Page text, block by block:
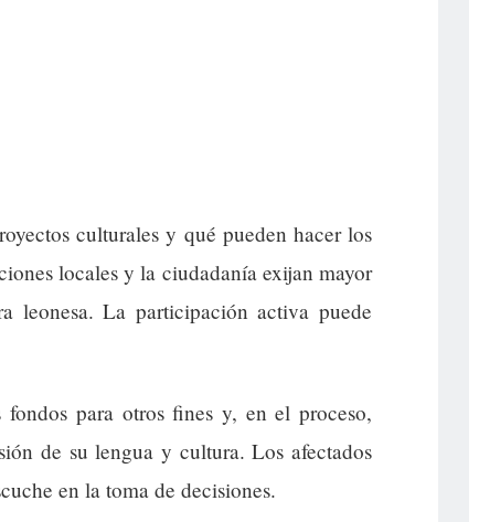
culturales y qué pueden hacer los
locales y la ciudadanía exijan mayor
leonesa. La participación activa puede
para otros fines y, en el proceso,
de su lengua y cultura. Los afectados
en la toma de decisiones.